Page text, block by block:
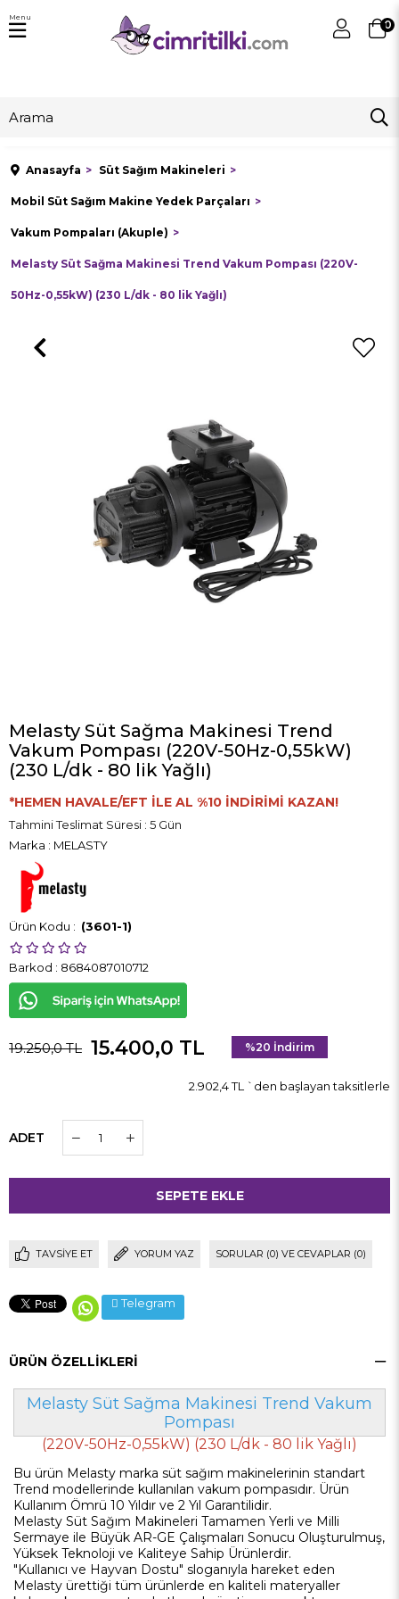
0
Menu
Anasayfa Süt Sağım Makineleri
Mobil Süt Sağım Makine Yedek Parçaları
Vakum Pompaları (Akuple)
Melasty Süt Sağma Makinesi Trend Vakum Pompası (220V-
50Hz-0,55kW) (230 L/dk - 80 lik Yağlı)
Melasty Süt Sağma Makinesi Trend
Vakum Pompası (220V-50Hz-0,55kW)
(230 L/dk - 80 lik Yağlı)
*HEMEN HAVALE/EFT İLE AL %10 İNDİRİMİ KAZAN!
Tahmini Teslimat Süresi : 5 Gün
Marka : MELASTY
(3601-1)
Barkod : 8684087010712
19.250,0 TL 15.400,0 TL %20 İndirim
2.902,4 TL `den başlayan taksitlerle
ADET
TAVSIYE ET YORUM YAZ SORULAR (0) VE CEVAPLAR (0)
Telegram
ÜRÜN ÖZELLIKLERI
Melasty Süt Sağma Makinesi Trend Vakum
Pompası
(220V-50Hz-0,55kW) (230 L/dk - 80 lik Yağlı)
Bu ürün Melasty marka süt sağım makinelerinin standart
Trend modellerinde kullanılan vakum pompasıdır. Ürün
Kullanım Ömrü 10 Yıldır ve 2 Yıl Garantilidir.
Melasty Süt Sağım Makineleri Tamamen Yerli ve Milli
Sermaye ile Büyük AR-GE Çalışmaları Sonucu Oluşturulmuş,
Yüksek Teknoloji ve Kaliteye Sahip Ürünlerdir.
"Kullanıcı ve Hayvan Dostu" sloganıyla hareket eden
Melasty ürettiği tüm ürünlerde en kaliteli materyaller